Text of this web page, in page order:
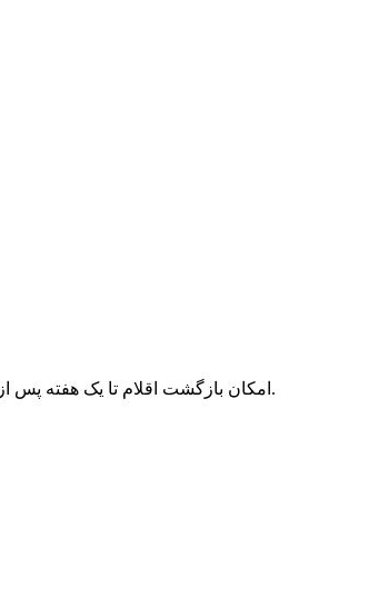
امکان بازگشت اقلام تا یک هفته پس از تحویل اقلام امکان‌پذیر می‌باشد. همچنین توجه نمایید در صورتی که می‌خواهید اقلام را بازگردانید لطفا آن‌ها را لحیم نکنید در غیر این صورت پذیرفته نمی‌شود.